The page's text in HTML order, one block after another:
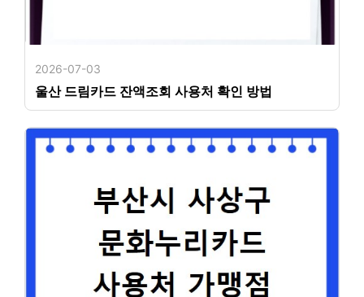
2026-07-03
울산 드림카드 잔액조회 사용처 확인 방법